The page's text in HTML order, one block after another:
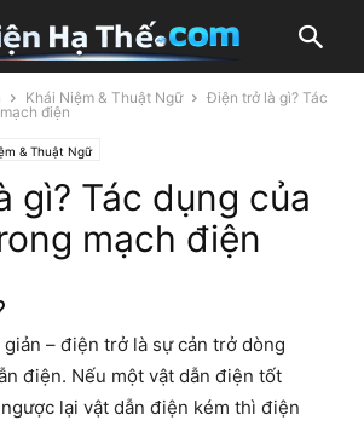
Khái Niệm & Thuật Ngữ
Điện trở là gì? Tác
điện
& Thuật Ngữ
gì? Tác dụng của
mạch điện
– điện trở là sự cản trở dòng
điện. Nếu một vật dẫn điện tốt
lại vật dẫn điện kém thì điện